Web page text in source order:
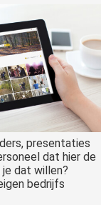
presentaties
dat hier de
dat willen?
bedrijfs